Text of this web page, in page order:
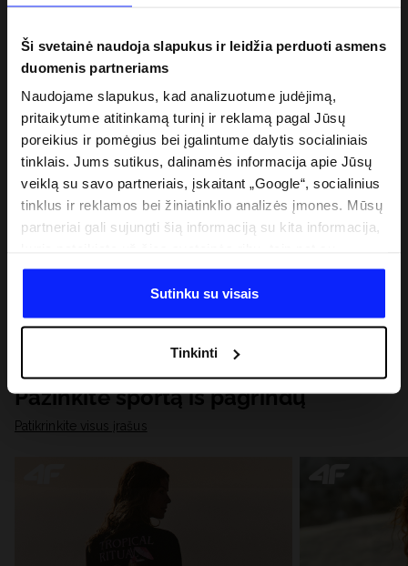
Ši svetainė naudoja slapukus ir leidžia perduoti asmens
duomenis partneriams
Naudojame slapukus, kad analizuotume judėjimą,
pritaikytume atitinkamą turinį ir reklamą pagal Jūsų
poreikius ir pomėgius bei įgalintume dalytis socialiniais
tinklais. Jums sutikus, dalinamės informacija apie Jūsų
veiklą su savo partneriais, įskaitant „Google“, socialinius
tinklus ir reklamos bei žiniatinklio analizės įmones. Mūsų
partneriai gali sujungti šią informaciją su kita informacija,
duomenimis, kuriuos jie gauna, kai naudojatės jų
paslaugomis. Gavus Jūsų leidimą, mes galime perduoti
Jūsų asmeninę informaciją savo partneriams, siekdami
analitinius tyrimus, pritaikyti turinį ir tobulinti mūsų
partnerių siūlomus sprendimus (pvz., socialinius tinklus).
Išsamią informaciją rasite mūsų Privatumo politikoje ir
skiltyje „Išsami informacija“.
Sutinku su visais
Tinkinti
Pažinkite sportą iš pagrindų
Patikrinkite visus įrašus